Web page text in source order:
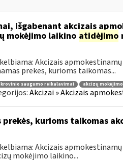
išgabenant akcizais
mokėjimo laikino atidėjimo
Akcizais
prekes, kurioms taikomas...
krovinio saugumo reikalavimai akcizų
Akcizai » Akcizais
kurioms taikomas
Akcizais
mokėjimo laikino...